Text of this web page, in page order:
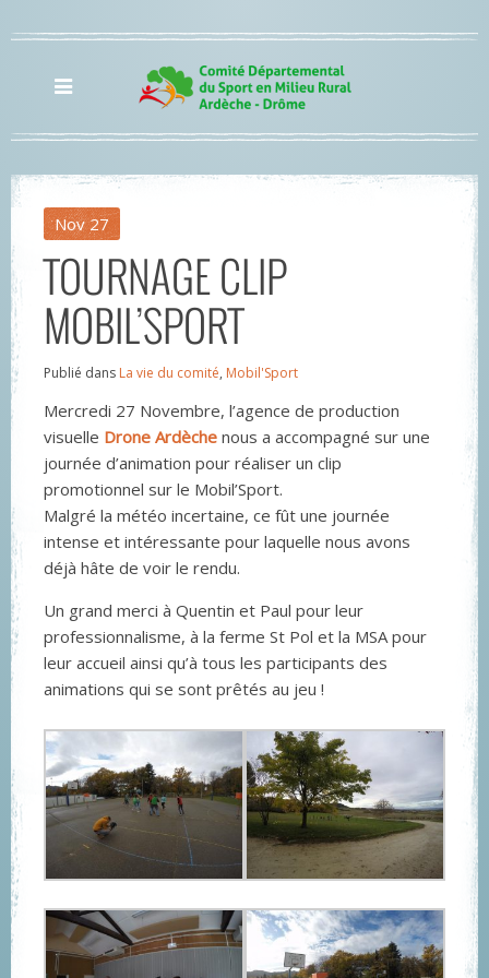
Nov 27
TOURNAGE CLIP
MOBIL’SPORT
Publié dans La vie du comité, Mobil'Sport
Mercredi 27 Novembre, l’agence de production
visuelle Drone Ardèche nous a accompagné sur une
journée d’animation pour réaliser un clip
promotionnel sur le Mobil’Sport.
Malgré la météo incertaine, ce fût une journée
intense et intéressante pour laquelle nous avons
déjà hâte de voir le rendu.
Un grand merci à Quentin et Paul pour leur
professionnalisme, à la ferme St Pol et la MSA pour
leur accueil ainsi qu’à tous les participants des
animations qui se sont prêtés au jeu !